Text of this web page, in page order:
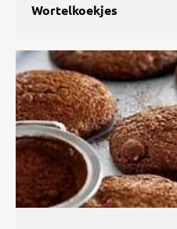
Wortelkoekjes